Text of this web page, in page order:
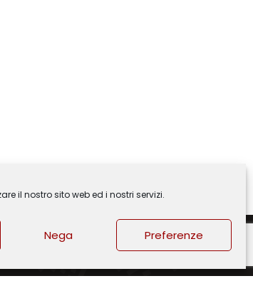
il nostro sito web ed i nostri servizi.
Nega Preferenze